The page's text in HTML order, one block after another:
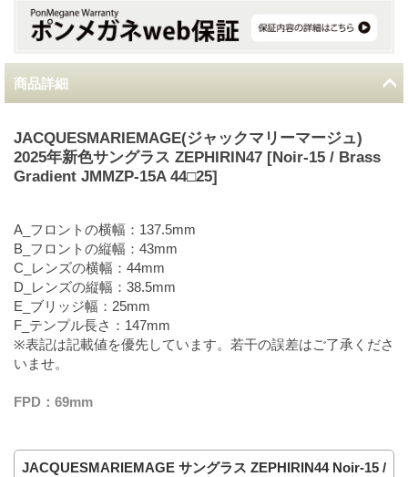
商品詳細
JACQUESMARIEMAGE(ジャックマリーマージュ)
2025年新色サングラス ZEPHIRIN47 [Noir-15 / Brass
Gradient JMMZP-15A 44□25]
A_フロントの横幅：137.5mm
B_フロントの縦幅：43mm
C_レンズの横幅：44mm
D_レンズの縦幅：38.5mm
E_ブリッジ幅：25mm
F_テンプル長さ：147mm
※表記は記載値を優先しています。若干の誤差はご了承くださ
いませ。
FPD：69mm
JACQUESMARIEMAGE サングラス ZEPHIRIN44 Noir-15 /